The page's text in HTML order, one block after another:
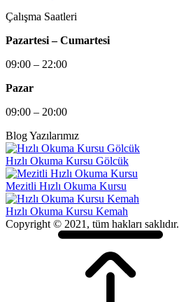
Çalışma Saatleri
Pazartesi – Cumartesi
09:00 – 22:00
Pazar
09:00 – 20:00
Blog Yazılarımız
Hızlı Okuma Kursu Gölcük
Mezitli Hızlı Okuma Kursu
Hızlı Okuma Kursu Kemah
Copyright © 2021, tüm hakları saklıdır.